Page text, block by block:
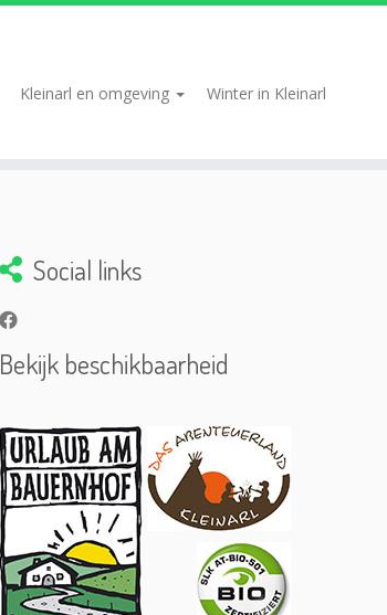
Kleinarl en omgeving
Winter in Kleinarl
Social links
Bekijk beschikbaarheid